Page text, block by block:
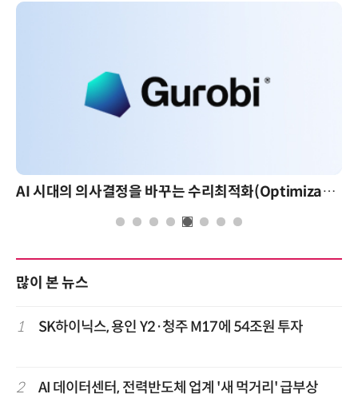
AI 시대의 의사결정을 바꾸는 수리최적화(Optimization): 실제 산업 적용 사례와 활용 전략
많이 본 뉴스
1 SK하이닉스, 용인 Y2·청주 M17에 54조원 투자
2 AI 데이터센터, 전력반도체 업계 '새 먹거리' 급부상